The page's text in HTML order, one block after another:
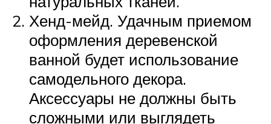
Хенд-мейд. Удачным приемом
оформления деревенской
ванной будет использование
самодельного декора.
Аксессуары не должны быть
сложными или выглядеть